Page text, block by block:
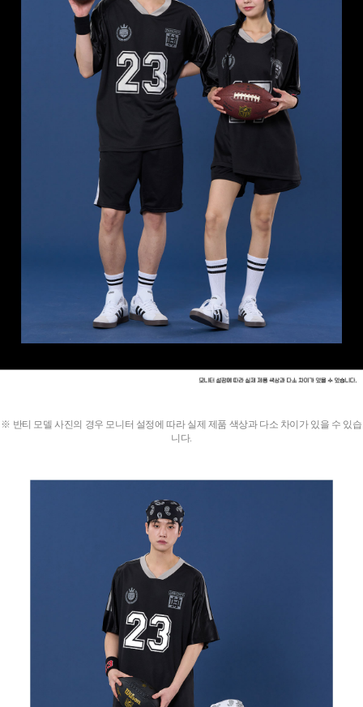
※ 반티 모델 사진의 경우 모니터 설정에 따라 실제 제품 색상과 다소 차이가 있을 수 있습
니다.